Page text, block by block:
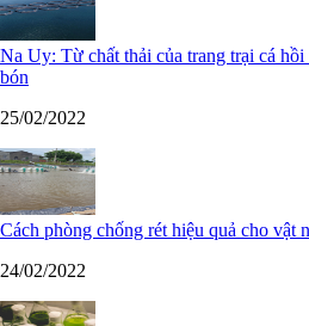
Na Uy: Từ chất thải của trang trại cá
bón
25/02/2022
Cách phòng chống rét hiệu quả cho vật
24/02/2022